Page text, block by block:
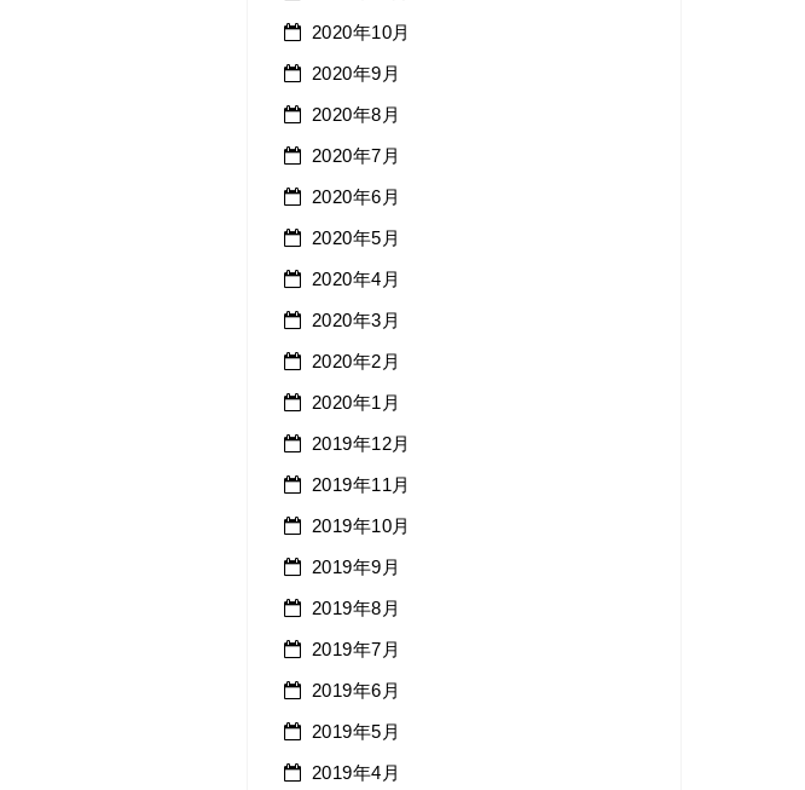
2020年10月
2020年9月
2020年8月
2020年7月
2020年6月
2020年5月
2020年4月
2020年3月
2020年2月
2020年1月
2019年12月
2019年11月
2019年10月
2019年9月
2019年8月
2019年7月
2019年6月
2019年5月
2019年4月